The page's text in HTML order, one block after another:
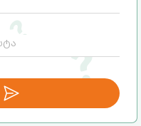
კიდევ უხილავი
მივყავართ.